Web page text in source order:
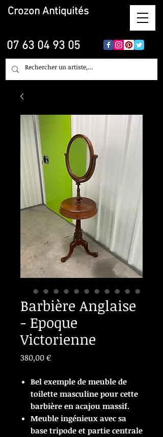
Crozon Antiquités
07 63 04 93 05
Barbière Anglaise
- Epoque
Victorienne
380,00 €Prix
Bel exemple de meuble de
toilette masculine pour cette
barbière en acajou massif.
Meuble ingénieux avec sa
base tripode et partie centrale